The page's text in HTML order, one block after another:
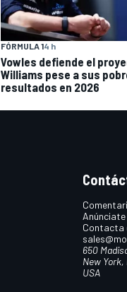
FÓRMULA 14 h
Vowles defiende el
Williams pese a sus
resultados en 2026
Contacta
650
New York,
USA